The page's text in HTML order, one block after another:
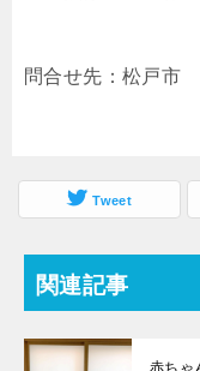
問合せ先：松戸
Tweet
関連記事
赤ちゃ